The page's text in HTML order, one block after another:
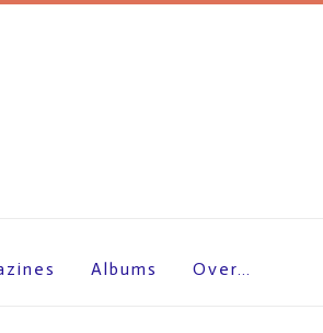
Albums Over…